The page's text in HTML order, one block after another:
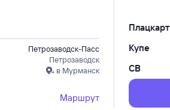
Петрозаводск-Пасс
Петрозаводск
в Мурманск
Маршрут
Плацкарт
Купе
СВ